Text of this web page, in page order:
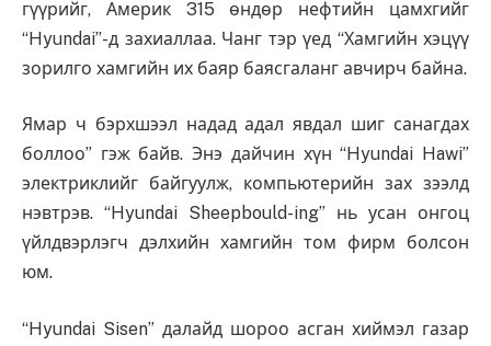
гүүрийг, Америк 315 өндөр нефтийн цамхгийг
“Hyundai’’-д захиаллаа. Чанг тэр үед “Хамгийн хэцүү
зорилго хамгийн их баяр баясгаланг авчирч байна.
Ямар ч бэрхшээл надад адал явдал шиг санагдах
боллоо” гэж байв. Энэ дайчин хүн “Hyundai Hawi”
электриклийг байгуулж, компьютерийн зах зээлд
нэвтрэв. “Hyundai Sheepbould-ing” нь усан онгоц
үйлдвэрлэгч дэлхийн хамгийн том фирм болсон
юм.
“Hyundai Sisen” далайд шороо асган хиймэл газар